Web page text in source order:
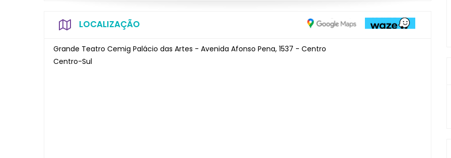
LOCALIZAÇÃO
Grande Teatro Cemig Palácio das Artes - Avenida Afonso Pena, 1537 - Centro
Centro-Sul